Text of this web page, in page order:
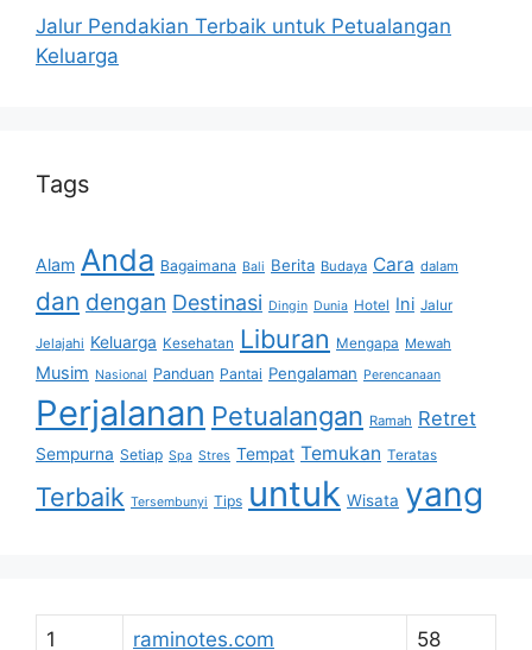
Jalur Pendakian Terbaik untuk Petualangan
Keluarga
Tags
Alam Anda Bagaimana Bali Berita Budaya Cara dalam
dan dengan Destinasi Dingin Dunia Hotel Ini Jalur
Jelajahi Keluarga Kesehatan Liburan Mengapa Mewah
Musim Nasional Panduan Pantai Pengalaman Perencanaan
Perjalanan Petualangan Ramah Retret
Sempurna Setiap Spa Stres Tempat Temukan Teratas
Terbaik Tersembunyi Tips untuk Wisata yang
1 raminotes.com 58